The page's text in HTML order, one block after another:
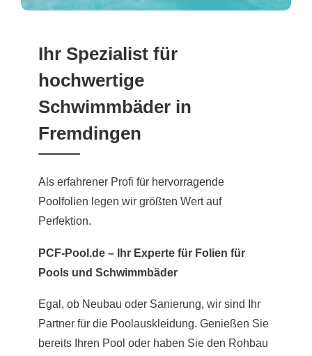
Ihr Spezialist für
hochwertige
Schwimmbäder in
Fremdingen
Als erfahrener Profi für hervorragende
Poolfolien legen wir größten Wert auf
Perfektion.
PCF-Pool.de – Ihr Experte für Folien für
Pools und Schwimmbäder
Egal, ob Neubau oder Sanierung, wir sind Ihr
Partner für die Poolauskleidung. Genießen Sie
bereits Ihren Pool oder haben Sie den Rohbau